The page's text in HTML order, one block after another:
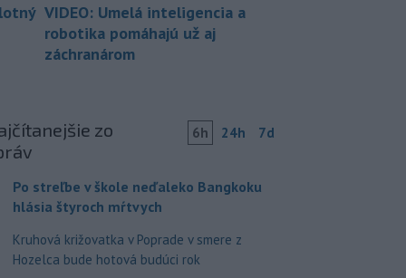
VIDEO: Umelá inteligencia a
robotika pomáhajú už aj
záchranárom
zo
6h 24h 7d
Po streľbe v škole neďaleko Bangkoku
hlásia štyroch mŕtvych
Kruhová križovatka v Poprade v smere z
Hozelca bude hotová budúci rok